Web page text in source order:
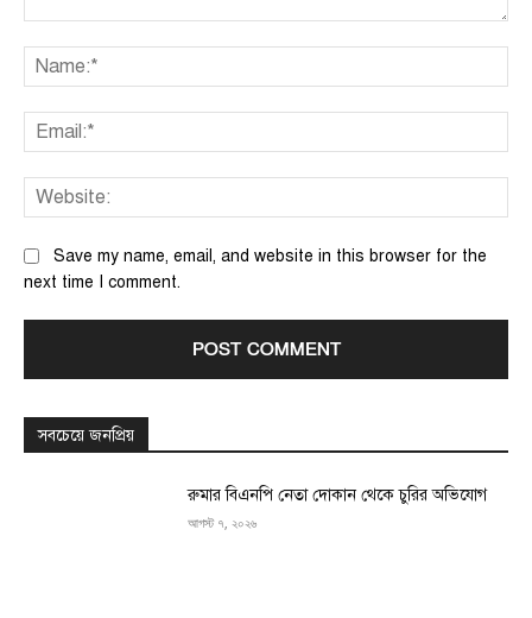
Save my name, email, and website in this browser for the
next time I comment.
সবচেয়ে জনপ্রিয়
রুমার বিএনপি নেতা দোকান থেকে চুরির অভিযোগ
আগস্ট ৭, ২০২৬